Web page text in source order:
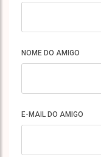
NOME DO AMIGO
E-MAIL DO AMIGO